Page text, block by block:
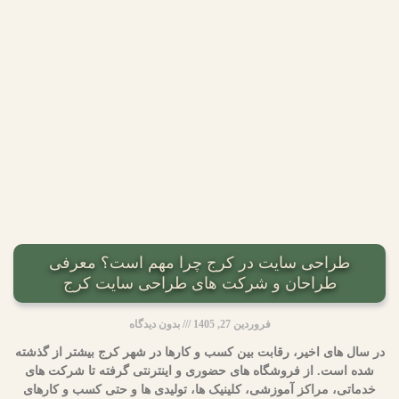
طراحی سایت در کرج چرا مهم است؟ معرفی
طراحان و شرکت های طراحی سایت کرج
فروردین 27, 1405 بدون دیدگاه
در سال های اخیر، رقابت بین کسب و کارها در شهر کرج بیشتر از گذشته
شده است. از فروشگاه های حضوری و اینترنتی گرفته تا شرکت های
خدماتی، مراکز آموزشی، کلینیک ها، تولیدی ها و حتی کسب و کارهای